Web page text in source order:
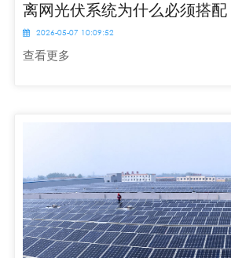
2026-05-07 10:09:52
查看更多